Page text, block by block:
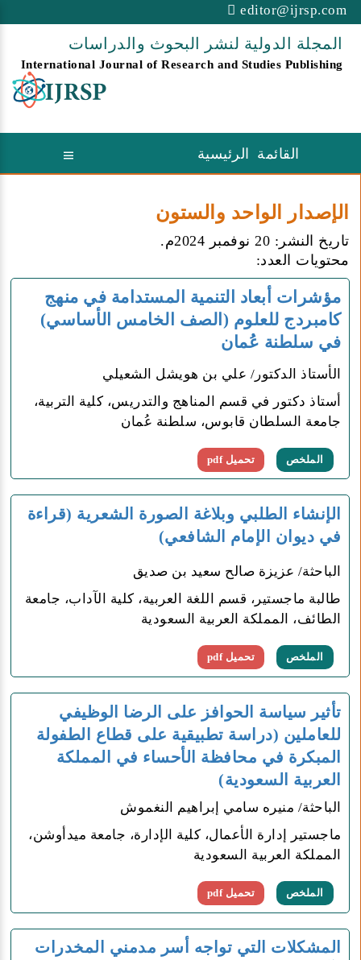
editor@ijrsp.com
المجلة الدولية لنشر البحوث والدراسات
International Journal of Research and Studies Publishing
القائمة الرئيسية
الإصدار الواحد والستون
تاريخ النشر: 20 نوفمبر 2024م.
محتويات العدد:
مؤشرات أبعاد التنمية المستدامة في منهج
كامبردج للعلوم (الصف الخامس الأساسي)
في سلطنة عُمان
الأستاذ الدكتور/ علي بن هويشل الشعيلي
أستاذ دكتور في قسم المناهج والتدريس، كلية التربية،
جامعة السلطان قابوس، سلطنة عُمان
الملخص تحميل pdf
الإنشاء الطلبي وبلاغة الصورة الشعرية (قراءة
في ديوان الإمام الشافعي)
الباحثة/ عزيزة صالح سعيد بن صديق
طالبة ماجستير، قسم اللغة العربية، كلية الآداب، جامعة
الطائف، المملكة العربية السعودية
الملخص تحميل pdf
تأثير سياسة الحوافز على الرضا الوظيفي
للعاملين (دراسة تطبيقية على قطاع الطفولة
المبكرة في محافظة الأحساء في المملكة
العربية السعودية)
الباحثة/ منيره سامي إبراهيم النغموش
ماجستير إدارة الأعمال، كلية الإدارة، جامعة ميدأوشن،
المملكة العربية السعودية
الملخص تحميل pdf
المشكلات التي تواجه أسر مدمني المخدرات